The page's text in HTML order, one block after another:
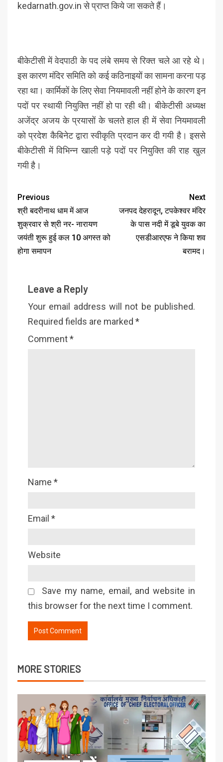
kedarnath.gov.in से प्राप्त किये जा सकते हैं।
बीकेटीसी में वेदपाठी के पद लंबे समय से रिक्त चले आ रहे थे।
इस कारण मंदिर समिति को कई कठिनाइयों का सामना करना पड़
रहा था। कार्मिकों के लिए सेवा नियमावली नहीं होने के कारण इन
पदों पर स्थायी नियुक्ति नहीं हो पा रही थी। बीकेटीसी अध्यक्ष
अजेंद्र अजय के प्रयासों के चलते हाल ही में सेवा नियमावली
को प्रदेश कैबिनेट द्वारा स्वीकृति प्रदान कर दी गयी है। इससे
बीकेटीसी में विभिन्न खाली पड़े पदों पर नियुक्ति की राह खुल
गयी है।
Previous
श्री बदरीनाथ धाम में आज
शुक्रवार से श्री नर- नारायण
जयंती शुरू हुई कल 10 अगस्त को
होगा समापन
Next
जनपद देहरादून, टपकेश्वर मंदिर
के पास नदी में डूबे युवक का
एसडीआरएफ ने किया शव
बरामद।
Leave a Reply
Your email address will not be published.
Required fields are marked *
Comment*
Name *
Email *
Website
Save my name, email, and website in
this browser for the next time I comment.
MORE STORIES